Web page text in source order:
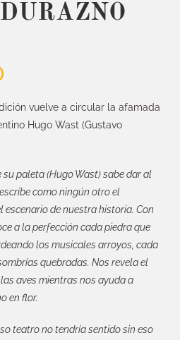
vuelve a circular la afamada
Hugo Wast (Gustavo
su paleta (Hugo Wast) sabe dar al
como ningún otro el
escenario de nuestra historia. Con
a la perfección cada piedra que
los musicales arroyos, cada
quebradas. Nos revela el
aves mientras nos ayuda a
en flor.
teatro no tendría sentido sin eso